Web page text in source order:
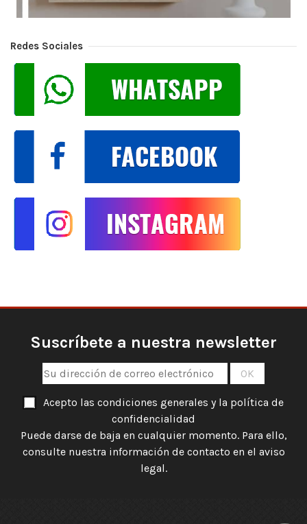
Redes Sociales
Suscríbete a nuestra newsletter
Acepto las condiciones generales y la política de
confidencialidad
Puede darse de baja en cualquier momento. Para ello,
consulte nuestra información de contacto en el aviso
legal.